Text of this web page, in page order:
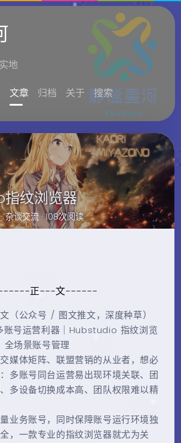
地
文章 归档 关于 搜索
纹浏览器
杂谈交流· 108次阅读
正---文------
（公众号 / 图文推文，深度种草）
账号运营利器｜Hubstudio 指纹浏览
场景账号管理
媒体矩阵、联盟营销的从业者，想必
多账号同台运营易出现环境关联、团
多设备切换成本高、团队权限难以精
业务账号，同时保障账号运行环境独
，一款专业的指纹浏览器就尤为关